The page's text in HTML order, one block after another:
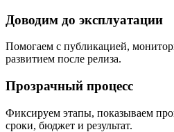
Доводим до эксплуатации
Помогаем с публикацией,
развитием после релиза.
Прозрачный процесс
Фиксируем этапы, показываем
сроки, бюджет и результат.